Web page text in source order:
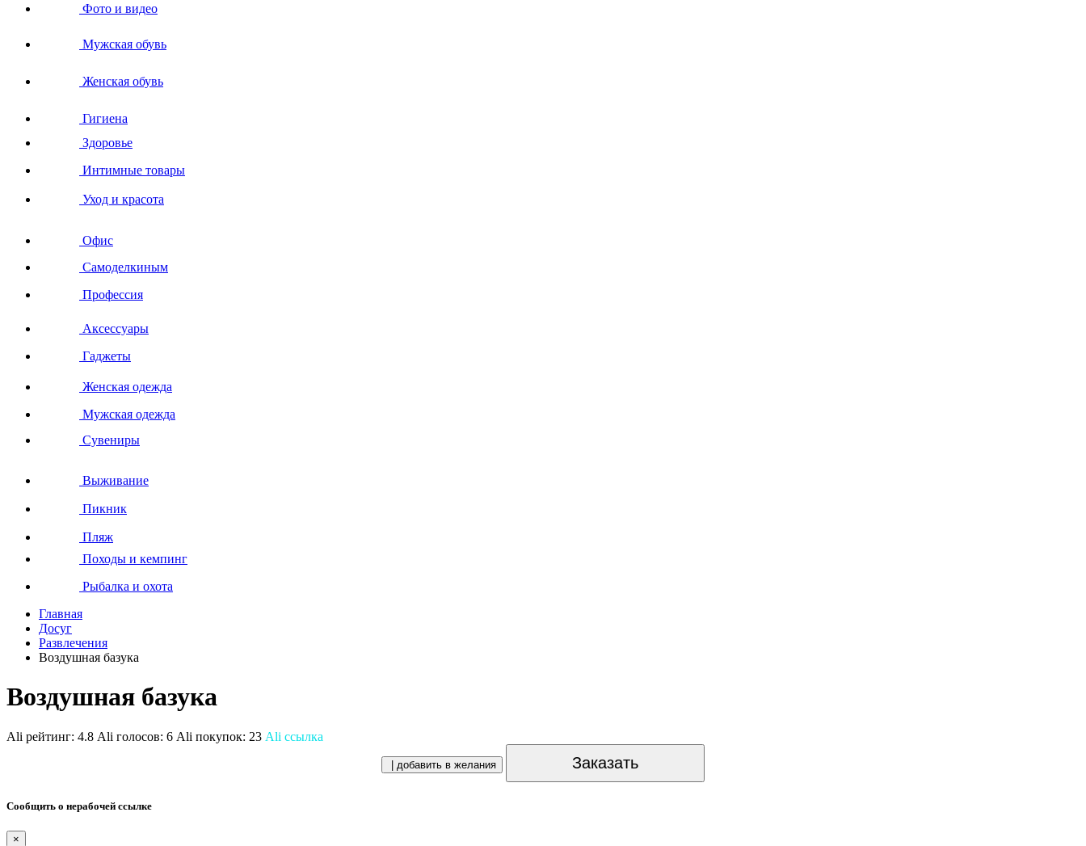
Фото и видео
Мужская обувь
Женская обувь
Гигиена
Здоровье
Интимные товары
Уход и красота
Офис
Самоделкиным
Профессия
Аксессуары
Гаджеты
Женская одежда
Мужская одежда
Сувениры
Выживание
Пикник
Пляж
Походы и кемпинг
Рыбалка и охота
Главная
Досуг
Развлечения
Воздушная базука
Воздушная базука
Ali рейтинг: 4.8 Ali голосов: 6 Ali покупок: 23 Ali ссылка
| добавить в желания Заказать
Сообщить о нерабочей ссылке
×